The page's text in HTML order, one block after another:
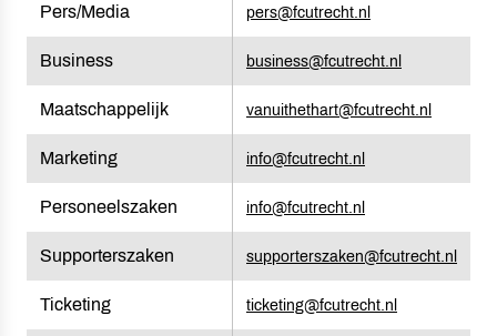
Pers/Media pers@fcutrecht.nl
Business business@fcutrecht.nl
Maatschappelijk vanuithethart@fcutrecht.nl
Marketing info@fcutrecht.nl
Personeelszaken info@fcutrecht.nl
Supporterszaken supporterszaken@fcutrecht.nl
Ticketing ticketing@fcutrecht.nl